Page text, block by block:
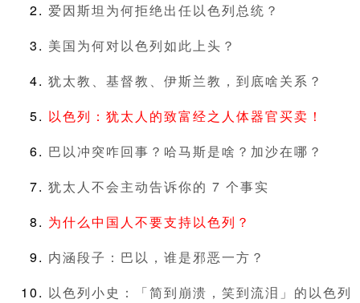
爱因斯坦为何拒绝出任以色列总统？
美国为何对以色列如此上头？
犹太教、基督教、伊斯兰教，到底啥关系？
以色列：犹太人的致富经之人体器官买卖！
巴以冲突咋回事？哈马斯是啥？加沙在哪？
犹太人不会主动告诉你的 7 个事实
为什么中国人不要支持以色列？
内涵段子：巴以，谁是邪恶一方？
以色列小史：「简到崩溃，笑到流泪」的以色列